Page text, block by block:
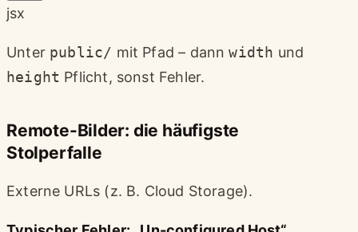
jsx
Unter public/ mit Pfad – dannwidth und
height Pflicht, sonst Fehler.
Remote-Bilder: die häufigste
Stolperfalle
Externe URLs (z. B. Cloud Storage).